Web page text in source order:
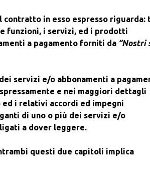
contratto in esso espresso
funzioni, i servizi, ed i prodotti
a pagamento forniti da “Nostri
servizi e/o abbonamenti a
e nei maggiori dettagli
i relativi accordi ed impegni
di uno o più dei servizi e/o
a dover leggere.
questi due capitoli implica